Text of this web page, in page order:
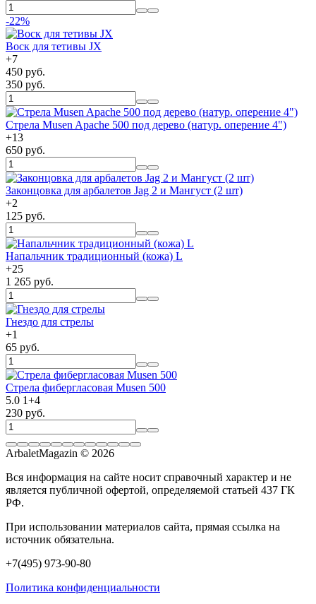
-22%
Воск для тетивы JX
+7
450 руб.
350 руб.
Стрела Musen Apache 500 под дерево (натур. оперение 4")
+13
650 руб.
Законцовка для арбалетов Jag 2 и Мангуст (2 шт)
+2
125 руб.
Напальчник традиционный (кожа) L
+25
1 265 руб.
Гнездо для стрелы
+1
65 руб.
Стрела фибергласовая Musen 500
5.0 1+4
230 руб.
ArbaletMagazin © 2026
Вся информация на сайте носит справочный характер и не
является публичной офертой, определяемой статьей 437 ГК
РФ.
При использовании материалов сайта, прямая ссылка на
источник обязательна.
+7(495) 973-90-80
Политика конфиденциальности